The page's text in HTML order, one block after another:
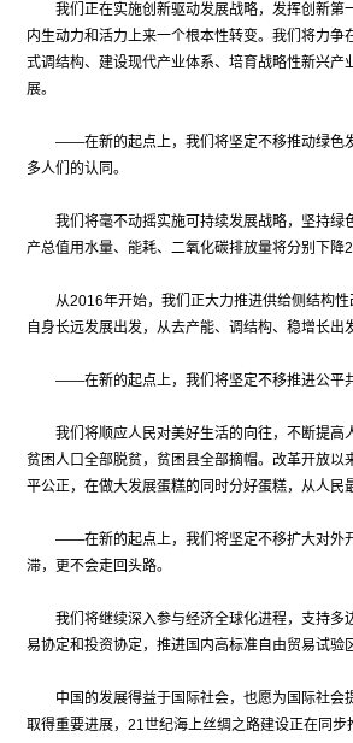
我们正在实施创新驱动发展战略，发挥创新第
内生动力和活力上来一个根本性转变。我们将力
式调结构、建设现代产业体系、培育战略性新兴
展。
——在新的起点上，我们将坚定不移推动绿色发
多人们的认同。
我们将毫不动摇实施可持续发展战略，坚持绿
产总值用水量、能耗、二氧化碳排放量将分别下
从2016年开始，我们正大力推进供给侧结构性
自身长远发展出发，从去产能、调结构、稳增长
——在新的起点上，我们将坚定不移推进公平共
我们将顺应人民对美好生活的向往，不断提高
贫困人口全部脱贫，贫困县全部摘帽。改革开放
平公正，在做大发展蛋糕的同时分好蛋糕，从人
——在新的起点上，我们将坚定不移扩大对外开
滞，更不会走回头路。
我们将继续深入参与经济全球化进程，支持多
易协定和投资协定，推进国内高标准自由贸易试
中国的发展得益于国际社会，也愿为国际社会提
取得重要进展，21世纪海上丝绸之路建设正在同